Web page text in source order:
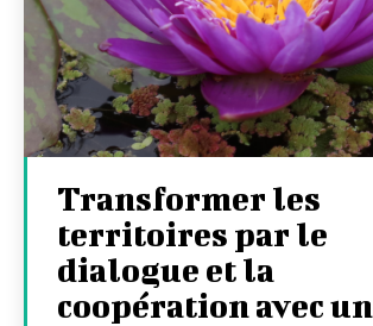
Transformer les
territoires par le
dialogue et la
coopération avec un